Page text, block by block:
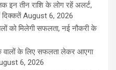
तीन राशि के लोग रहें अलर्ट,
August 6, 2026
को मिलेगी सफलता, नई नौकरी के
के लिए सफलता लेकर आएगा
6, 2026